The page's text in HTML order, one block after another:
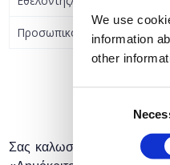
We use
information
other
Προσωπικό ΕΚΕΦΕ "Δ"
Σας καλωσορίζουμε στο